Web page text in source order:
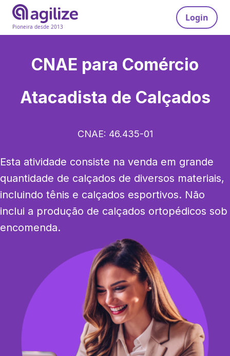
Pioneira desde 2013
Login
CNAE para Comércio
Atacadista de Calçados
CNAE: 46.435-01
Esta atividade consiste na venda em grande
quantidade de calçados de diversos materiais,
incluindo tênis e calçados esportivos. Não
inclui a produção de calçados ortopédicos sob
encomenda.